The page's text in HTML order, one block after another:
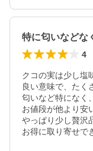
特に匂いなどな
4
クコの実は少し塩
良い意味で、たく
匂いなど特になく
お値段が他より安
やっぱり少し贅沢
お得に取り寄せで